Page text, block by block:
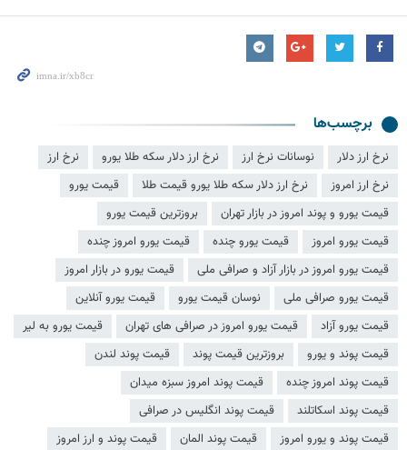
برچسب‌ها
نرخ ارز دلار نوسانات نرخ ارز نرخ ارز دلار سکه طلا یورو
نرخ ارز
نرخ ارز امروز
نرخ ارز دلار سکه طلا یورو قیمت طلا
قیمت یورو
قیمت یورو و پوند امروز در بازار تهران
بروزترین قیمت یورو
قیمت یورو امروز
قیمت یورو چنده
قیمت یورو امروز چنده
قیمت یورو امروز در بازار آزاد و صرافی ملی
قیمت یورو در بازار امروز
قیمت یورو صرافی ملی
نوسان قیمت یورو
قیمت یورو آنلاین
قیمت یورو آزاد
قیمت یورو امروز در صرافی های تهران
قیمت یورو به لیر
قیمت پوند و یورو
بروزترین قیمت پوند
قیمت پوند لندن
قیمت پوند امروز چنده
قیمت پوند امروز سبزه میدان
قیمت پوند اسکاتلند
قیمت پوند انگلیس در صرافی
قیمت پوند و یورو امروز
قیمت پوند المان
قیمت پوند و ارز امروز